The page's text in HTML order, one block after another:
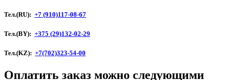
Тел.(RU): +7 (910)117-08-67
Тел.(BY): +375 (29)132-02-29
Тел.(KZ): +7(702)323-54-00
Оплатить заказ можно следующими